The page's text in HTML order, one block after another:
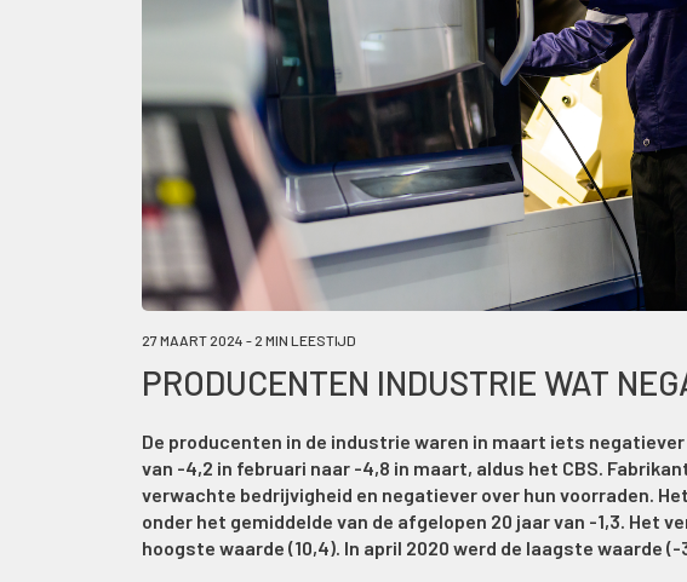
27 MAART 2024 - 2 MIN LEESTIJD
PRODUCENTEN INDUSTRIE WAT
De producenten in de industrie waren in maart iets
van -4,2 in februari naar -4,8 in maart, aldus het CBS.
verwachte bedrijvigheid en negatiever over hun voorraden.
onder het gemiddelde van de afgelopen 20 jaar van -1,3. Het
hoogste waarde (10,4). In april 2020 werd de laagste waarde (-